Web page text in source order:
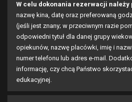
W celu dokonania rezerwacji należy
nazwę kina, datę oraz preferowaną
(jeśli jest znany; w przeciwnym razie
odpowiedni tytuł dla danej grupy
opiekunów, nazwę placówki, imię i
numer telefonu lub adres e-mail.
informację, czy chcą Państwo
edukacyjnej.